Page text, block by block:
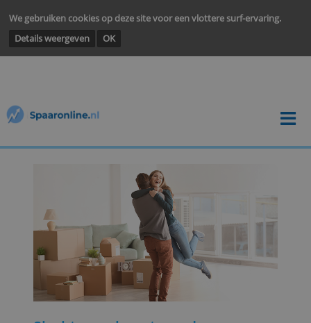
We gebruiken cookies op deze site voor een vlottere surf-
Details weergeven